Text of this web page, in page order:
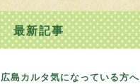
ド
に
つ
い
広島カルタ気になっている方へ